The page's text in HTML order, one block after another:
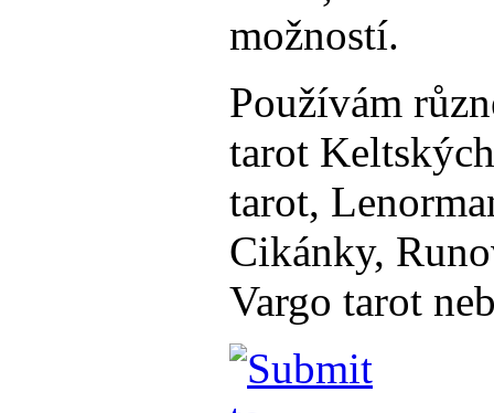
možností.
Používám
tarot
tarot,
Cikánky,
Vargo tarot